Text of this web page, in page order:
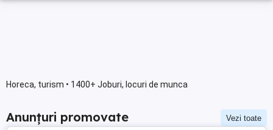
Horeca, turism • 1400+ Joburi, locuri de munca
Anunțuri promovate Vezi toate